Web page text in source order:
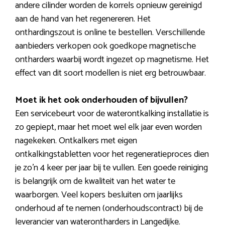
andere cilinder worden de korrels opnieuw gereinigd
aan de hand van het regenereren. Het
onthardingszout is online te bestellen. Verschillende
aanbieders verkopen ook goedkope magnetische
ontharders waarbij wordt ingezet op magnetisme. Het
effect van dit soort modellen is niet erg betrouwbaar.
Moet ik het ook onderhouden of bijvullen?
Een servicebeurt voor de waterontkalking installatie is
zo gepiept, maar het moet wel elk jaar even worden
nagekeken. Ontkalkers met eigen
ontkalkingstabletten voor het regeneratieproces dien
je zo’n 4 keer per jaar bij te vullen. Een goede reiniging
is belangrijk om de kwaliteit van het water te
waarborgen. Veel kopers besluiten om jaarlijks
onderhoud af te nemen (onderhoudscontract) bij de
leverancier van waterontharders in Langedijke.